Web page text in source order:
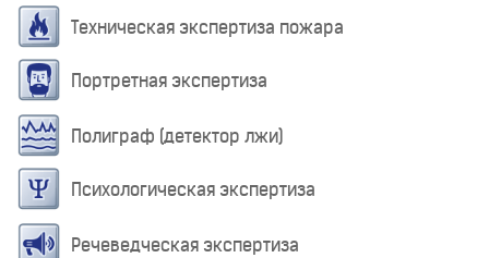
Техническая экспертиза пожара
Портретная экспертиза
Полиграф (детектор лжи)
Психологическая экспертиза
Речеведческая экспертиза